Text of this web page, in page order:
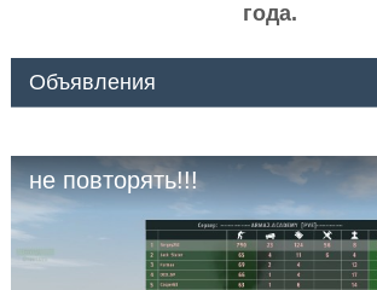
года.
Объявления
не повторять!!!